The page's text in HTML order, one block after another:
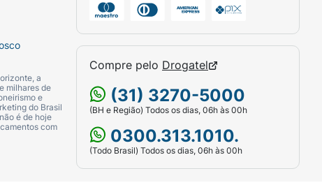
médicas.
como:
a
milhares de
e
do Brasil
é de hoje
com
Compre pelo Drogatel
(31) 3270-5000
(BH e Região) Todos os dias, 06h às 00h
0300.313.1010.
(Todo Brasil) Todos os dias, 06h às 00h